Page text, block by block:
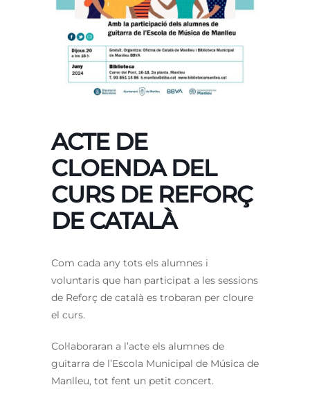
ACTE DE
CLOENDA DEL
CURS DE REFORÇ
DE CATALÀ
Com cada any tots els alumnes i
voluntaris que han participat a les sessions
de Reforç de català es trobaran per cloure
el curs.
Col·laboraran a l’acte els alumnes de
guitarra de l’Escola Municipal de Música de
Manlleu, tot fent un petit concert.